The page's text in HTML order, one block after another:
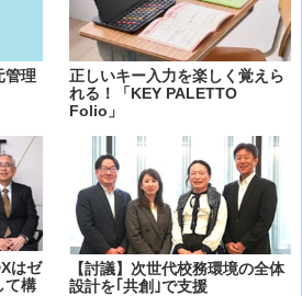
管理
正しいキー入力を楽しく覚えら
れる！「KEY PALETTO
Folio」
はゼ
て構
【討議】次世代校務環境の全体
設計を｢共創｣で支援